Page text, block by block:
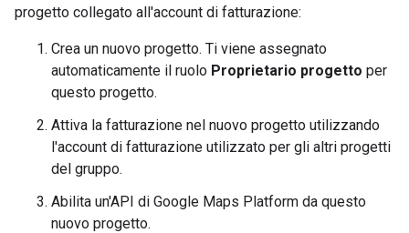
progetto collegato all'account di fatturazione:
Crea un nuovo progetto. Ti viene assegnato
automaticamente il ruolo Proprietario progetto per
questo progetto.
Attiva la fatturazione nel nuovo progetto utilizzando
l'account di fatturazione utilizzato per gli altri progetti
del gruppo.
Abilita un'API di Google Maps Platform da questo
nuovo progetto.